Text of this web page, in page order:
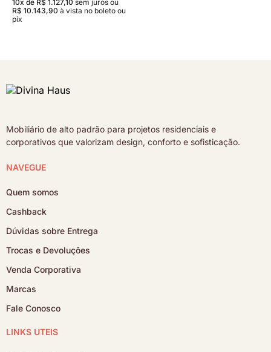
10x de R$ 1.127,10 sem juros ou
R$ 10.143,90 à vista no boleto ou
pix
Mobiliário de alto padrão para projetos residenciais e
corporativos que valorizam design, conforto e sofisticação.
NAVEGUE
Quem somos
Cashback
Dúvidas sobre Entrega
Trocas e Devoluções
Venda Corporativa
Marcas
Fale Conosco
LINKS ÚTEIS